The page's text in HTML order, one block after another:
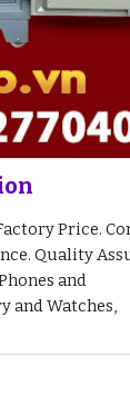
Price.
Quality
and
and Watches,